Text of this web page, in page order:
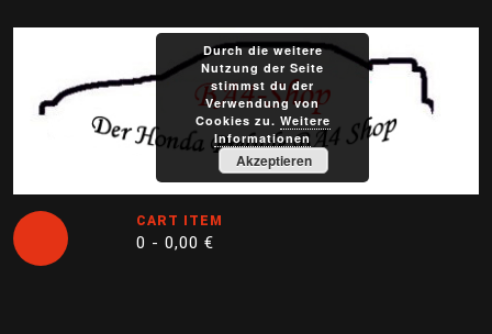
CART ITEM
0 - 0,00 €
Durch die weitere
Nutzung der Seite
stimmst du der
Verwendung von
Cookies zu. Weitere
Informationen
Akzeptieren